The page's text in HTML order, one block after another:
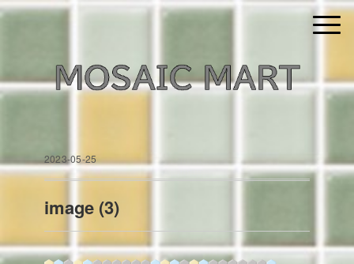
2023-05-25
image (3)